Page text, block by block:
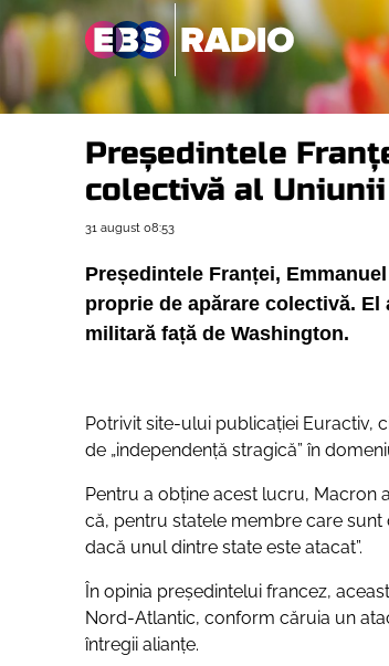
Președintele
colectivă al
31 august 08:53
Președintele Franței,
proprie de apărare colectivă.
militară față de Washington.
Potrivit site-ului publicației Euractiv,
de „independență stragică” în
Pentru a obține acest lucru, Macron
că, pentru statele membre care
dacă unul dintre state este atacat”.
În opinia președintelui francez,
Nord-Atlantic, conform căruia un
întregii alianțe.